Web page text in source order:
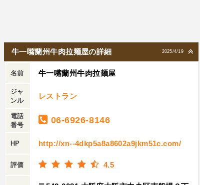
2025/4/19
牛一嘴蘭州牛肉拉麺屋の詳細
名前 牛一嘴蘭州牛肉拉麺屋
ジャ
ンル
レストラン
電話
番号
06-6926-8146
HP http://xn--4dkp5a8a8602a9jkm51c.com/
評価 4.5